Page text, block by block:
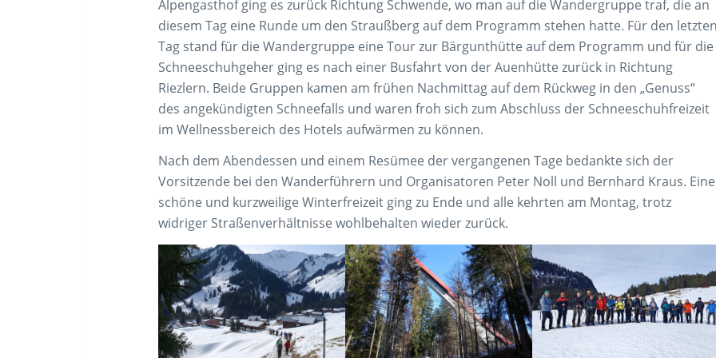
Alpengasthof ging es zurück Richtung Schwende, wo man auf die Wandergruppe traf, die an
diesem Tag eine Runde um den Straußberg auf dem Programm stehen hatte. Für den
Tag stand für die Wandergruppe eine Tour zur Bärgunthütte auf dem Programm und für die
Schneeschuhgeher ging es nach einer Busfahrt von der Auenhütte zurück in Richtung
Riezlern. Beide Gruppen kamen am frühen Nachmittag auf dem Rückweg in den „Genuss“
des angekündigten Schneefalls und waren froh sich zum Abschluss der Schneeschuhfreizeit
im Wellnessbereich des Hotels aufwärmen zu können.
Nach dem Abendessen und einem Resümee der vergangenen Tage bedankte sich der
Vorsitzende bei den Wanderführern und Organisatoren Peter Noll und Bernhard Kraus. Eine
schöne und kurzweilige Winterfreizeit ging zu Ende und alle kehrten am Montag, trotz
widriger Straßenverhältnisse wohlbehalten wieder zurück.